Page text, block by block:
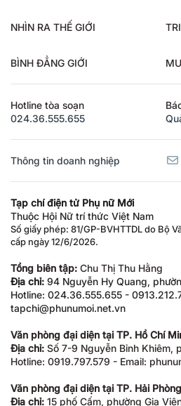
NHÌN RA THẾ GIỚI
BÌNH ĐẲNG GIỚI
Hotline tòa soạn
024.36.555.655
Thông tin doanh nghiệp
Tạp chí điện tử Phụ nữ Mới
Thuộc Hội Nữ trí thức Việt Nam
Số giấy phép: 81/GP-BVHTTDL do Bộ
cấp ngày 12/6/2026.
Tổng biên tập: Chu Thị Thu Hằng
Địa chỉ: 94 Nguyễn Hy Quang,
Hotline: 024.36.555.655 -
tapchi@phunumoi.net.vn
Văn phòng đại diện tại TP. Hồ Chí
Địa chỉ: Số 7-9 Nguyễn Bỉnh Khiêm,
Hotline: 0919.797.579 - Email:
Văn phòng đại diện tại TP. Hải Phòng
Địa chỉ: 15 phố Cấm, phường Gia